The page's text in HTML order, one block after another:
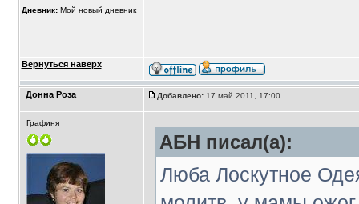
Дневник: Мой новый дневник
Вернуться наверх
Донна Роза Добавлено:17 май 2011, 17:00
Графиня
АБН писал(а):
Люба Лоскутное